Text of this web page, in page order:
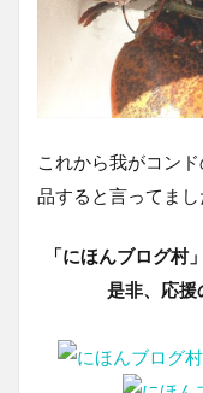
これから我がコン
品すると言ってまし
「にほんブログ村
是非、応援